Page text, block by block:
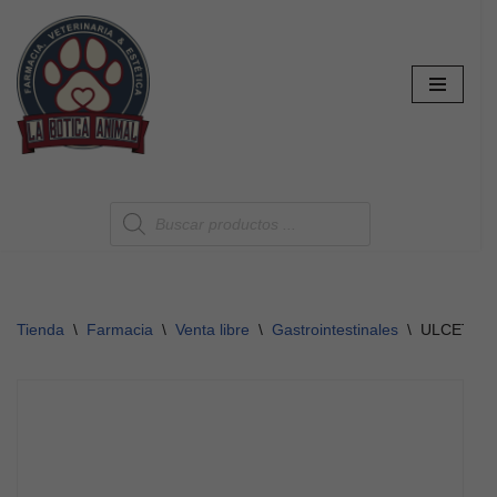
Saltar
al
contenido
Tienda \ Farmacia \ Venta libre \ Gastrointestinales \